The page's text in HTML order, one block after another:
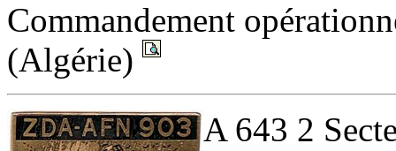
Commandement
(Algérie)
A 643 2